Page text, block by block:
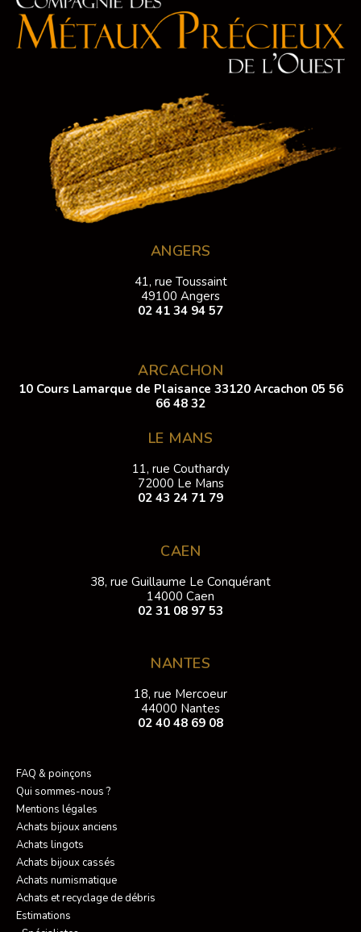
ANGERS
41, rue Toussaint
49100 Angers
02 41 34 94 57
ARCACHON
10 Cours Lamarque de Plaisance 33120 Arcachon 05 56
66 48 32
LE MANS
11, rue Couthardy
72000 Le Mans
02 43 24 71 79
CAEN
38, rue Guillaume Le Conquérant
14000 Caen
02 31 08 97 53
NANTES
18, rue Mercoeur
44000 Nantes
02 40 48 69 08
FAQ & poinçons
Qui sommes-nous ?
Mentions légales
Achats bijoux anciens
Achats lingots
Achats bijoux cassés
Achats numismatique
Achats et recyclage de débris
Estimations